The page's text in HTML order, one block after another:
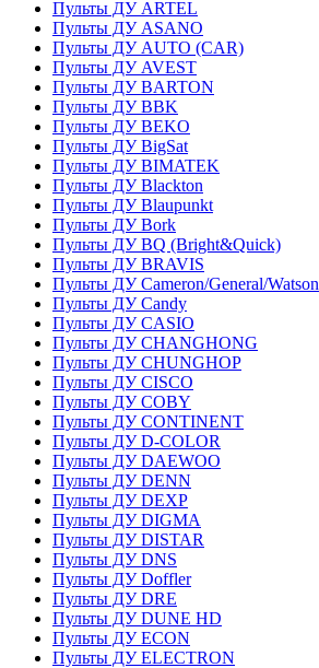
Пульты ДУ ARTEL
Пульты ДУ ASANO
Пульты ДУ AUTO (CAR)
Пульты ДУ AVEST
Пульты ДУ BARTON
Пульты ДУ BBK
Пульты ДУ BEKO
Пульты ДУ BigSat
Пульты ДУ BIMATEK
Пульты ДУ Blackton
Пульты ДУ Blaupunkt
Пульты ДУ Bork
Пульты ДУ BQ (Bright&Quick)
Пульты ДУ BRAVIS
Пульты ДУ Cameron/General/Watson
Пульты ДУ Candy
Пульты ДУ CASIO
Пульты ДУ CHANGHONG
Пульты ДУ CHUNGHOP
Пульты ДУ CISCO
Пульты ДУ COBY
Пульты ДУ CONTINENT
Пульты ДУ D-COLOR
Пульты ДУ DAEWOO
Пульты ДУ DENN
Пульты ДУ DEXP
Пульты ДУ DIGMA
Пульты ДУ DISTAR
Пульты ДУ DNS
Пульты ДУ Doffler
Пульты ДУ DRE
Пульты ДУ DUNE HD
Пульты ДУ ECON
Пульты ДУ ELECTRON